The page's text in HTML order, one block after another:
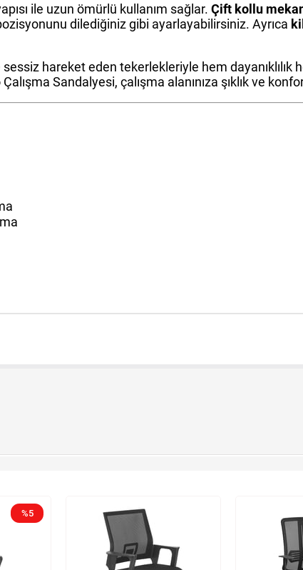
ile uzun ömürlü kullanım sağlar. Çift kollu
dilediğiniz gibi ayarlayabilirsiniz. Ayrıca
hareket eden tekerlekleriyle hem
Çalışma Sandalyesi, çalışma alanınıza şıklık ve
%5